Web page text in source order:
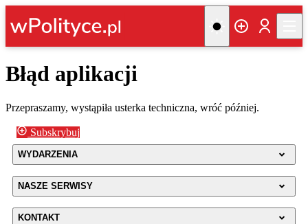
Błąd aplikacji
Przepraszamy, wystąpiła usterka techniczna, wróć później.
Subskrybuj
WYDARZENIA
NASZE SERWISY
KONTAKT